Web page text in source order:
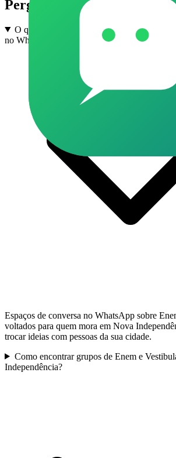
Perguntas frequentes
O que são grupos de Enem e Vestibular
no WhatsApp?
Espaços de conversa no WhatsApp sobre
voltados para quem mora em Nova
trocar ideias com pessoas da sua cidade.
Como encontrar grupos de Enem e
Independência?